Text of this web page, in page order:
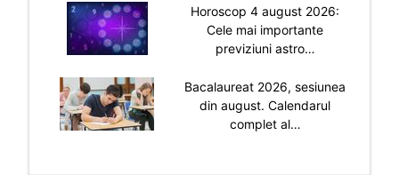
Horoscop 4 august 2026:
Cele mai importante
previziuni astro…
Bacalaureat 2026, sesiunea
din august. Calendarul
complet al…